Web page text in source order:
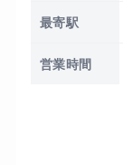
最寄駅
営業時間